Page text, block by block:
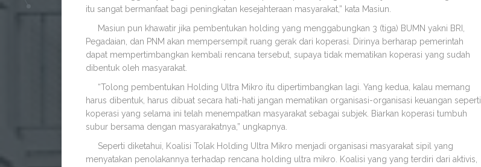
itu sangat bermanfaat bagi peningkatan kesejahteraan masyarakat,” kata Masiun.
Masiun pun khawatir jika pembentukan holding yang menggabungkan 3 (tiga) BUMN yakni BRI,
Pegadaian, dan PNM akan mempersempit ruang gerak dari koperasi. Dirinya berharap pemerintah
dapat mempertimbangkan kembali rencana tersebut, supaya tidak mematikan koperasi yang sudah
dibentuk oleh masyarakat.
“Tolong pembentukan Holding Ultra Mikro itu dipertimbangkan lagi. Yang kedua, kalau memang
harus dibentuk, harus dibuat secara hati-hati jangan mematikan organisasi-organisasi keuangan seperti
koperasi yang selama ini telah menempatkan masyarakat sebagai subjek. Biarkan koperasi tumbuh
subur bersama dengan masyarakatnya,” ungkapnya.
Seperti diketahui, Koalisi Tolak Holding Ultra Mikro menjadi organisasi masyarakat sipil yang
menyatakan penolakannya terhadap rencana holding ultra mikro. Koalisi yang yang terdiri dari aktivis,